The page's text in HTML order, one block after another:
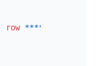
row ****